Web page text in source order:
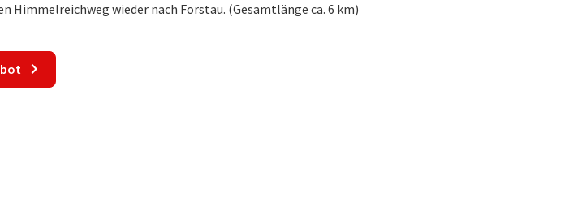
Himmelreichweg wieder nach Forstau. (Gesamtlänge ca. 6 km)